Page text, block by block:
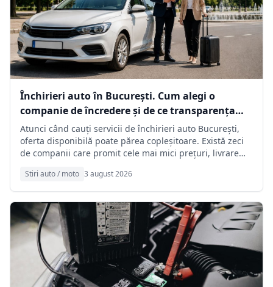
Închirieri auto în București. Cum alegi o
companie de încredere și de ce transparența
face diferența
Atunci când cauți servicii de închirieri auto București,
oferta disponibilă poate părea copleșitoare. Există zeci
de companii care promit cele mai mici prețuri, livrare
experiență plăcută și una neplăcută este dată, de cele
mai multe ori, de transparența serviciilor și de
profesionalismul companiei pe care o alegi. Indiferent
dacă ai nevoie de o mașină pentru câteva zile, pentru o
călătorie de afaceri sau pentru concediu, alegerea ...
Stiri auto / moto 3 august 2026